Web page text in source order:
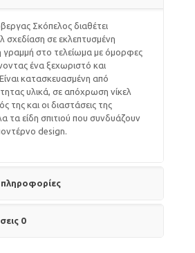
Σκόπελος διαθέτει
σχεδίαση σε εκλεπτυσμένη
γραμμή στο τελείωμα με όμορφες
ένα ξεχωριστό και
κατασκευασμένη από
υλικά, σε απόχρωση νίκελ
της και οι διαστάσεις της
τα είδη σπιτιού που συνδυάζουν
design.
πληροφορίες
0